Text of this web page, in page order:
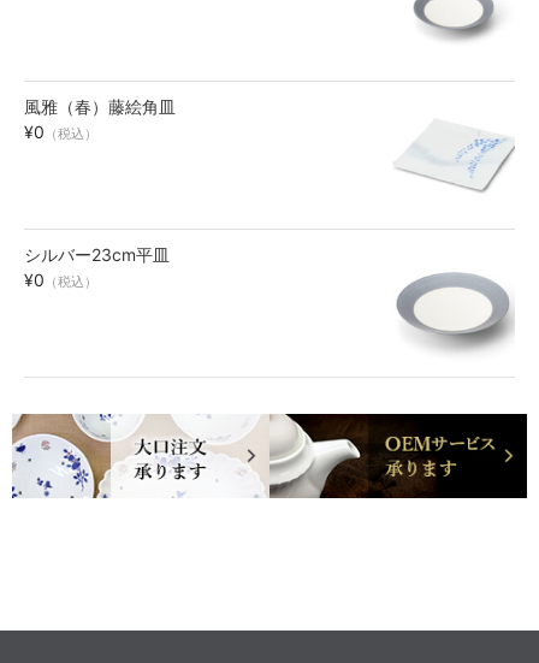
風雅（春）藤絵角皿
¥0 （税込）
シルバー23cm平皿
¥0 （税込）